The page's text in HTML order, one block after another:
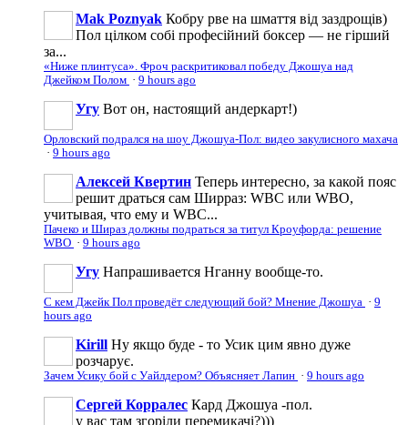
Mak Poznyak Кобру рве на шмаття від заздрощів)
Пол цілком собі професійний боксер — не гірший
за...
«Ниже плинтуса». Фроч раскритиковал победу Джошуа над
Джейком Полом · 9 hours ago
Угу Вот он, настоящий андеркарт!)
Орловский подрался на шоу Джошуа-Пол: видео закулисного махача
· 9 hours ago
Алексей Квертин Теперь интересно, за какой пояс
решит драться сам Ширраз: WBC или WBO,
учитывая, что ему и WBC...
Пачеко и Шираз должны подраться за титул Кроуфорда: решение
WBO · 9 hours ago
Угу Напрашивается Нганну вообще-то.
С кем Джейк Пол проведёт следующий бой? Мнение Джошуа · 9
hours ago
Kirill Ну якщо буде - то Усик цим явно дуже
розчарує.
Зачем Усику бой с Уайлдером? Объясняет Лапин · 9 hours ago
Сергей Корралес Кард Джошуа -пол.
у вас там згоріли перемикачі?)))